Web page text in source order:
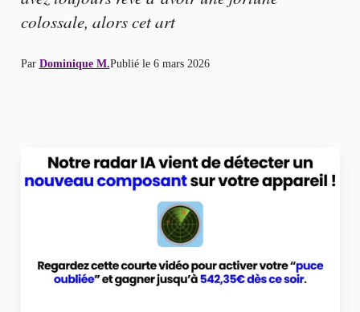
colossale, alors cet art
Par Dominique M.Publié le 6 mars 2026